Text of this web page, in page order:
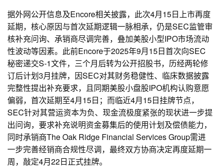
据外网公开信息及Encore相关披露，此次4月15日上市再度
延期，核心原因与首次延期逻辑一脉相承，仍是SEC监管审
核补充问询、承销商尽调完善，叠加美股小型IPO市场流动
性波动等因素。此前Encore于2025年9月15日首次向SEC
秘密递交S-1文件，三个月后转为公开招股书，历经两轮修
订后计划3月挂牌，因SEC对其财务稳健性、临床数据披露
完整性提出补充要求，且同期美股小盘股IPO机构认购意愿
偏弱，首次延期至4月15日；而临近4月15日挂牌节点，
SEC针对其营运资本为负、现金流极度紧张的现状进一步提
出问询，要求补充说明资金募集后的使用计划及偿债能力，
同时承销商The Oak Ridge Financial Services Group需进
一步完善经销商合规性尽调，最终双方协商决定再度延期一
周，敲定4月22日正式挂牌。